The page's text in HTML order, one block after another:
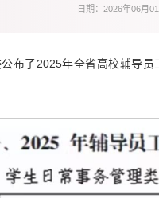
日期：2026年06月
布了2025年全省高校辅导